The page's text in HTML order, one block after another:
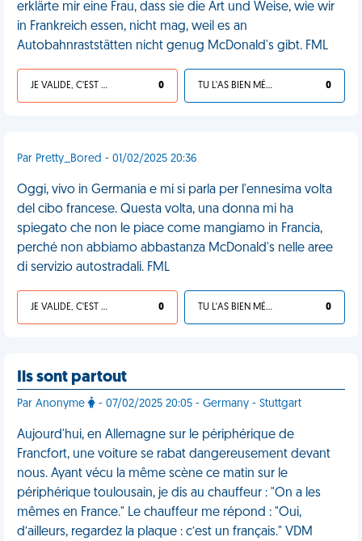
erklärte mir eine Frau, dass sie die Art und Weise, wie wir
in Frankreich essen, nicht mag, weil es an
Autobahnraststätten nicht genug McDonald's gibt. FML
JE VALIDE, C'EST UNE VDM 0 TU L'AS BIEN MÉRITÉ 0
Par Pretty_Bored - 01/02/2025 20:36
Oggi, vivo in Germania e mi si parla per l'ennesima volta
del cibo francese. Questa volta, una donna mi ha
spiegato che non le piace come mangiamo in Francia,
perché non abbiamo abbastanza McDonald's nelle aree
di servizio autostradali. FML
JE VALIDE, C'EST UNE VDM 0 TU L'AS BIEN MÉRITÉ 0
Ils sont partout
Par Anonyme - 07/02/2025 20:05 - Germany - Stuttgart
Aujourd'hui, en Allemagne sur le périphérique de
Francfort, une voiture se rabat dangereusement devant
nous. Ayant vécu la même scène ce matin sur le
périphérique toulousain, je dis au chauffeur : "On a les
mêmes en France." Le chauffeur me répond : "Oui,
d’ailleurs, regardez la plaque : c’est un français." VDM